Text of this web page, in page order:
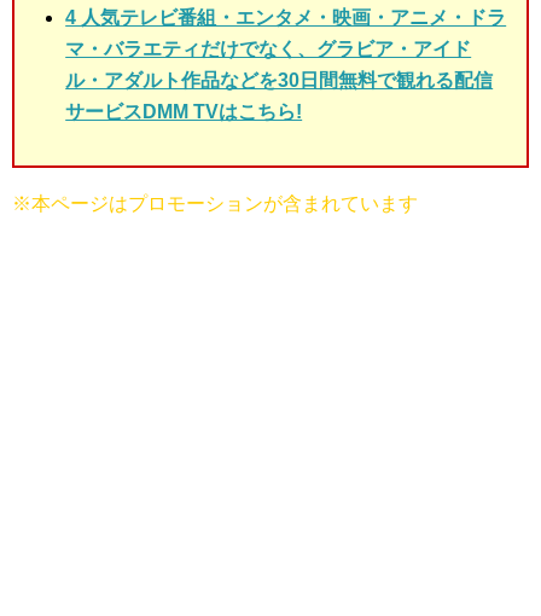
4 人気テレビ番組・エンタメ・映画・アニメ・ドラ
マ・バラエティだけでなく、グラビア・アイド
ル・アダルト作品などを30日間無料で観れる配信
サービスDMM TVはこちら!
※本ページはプロモーションが含まれています